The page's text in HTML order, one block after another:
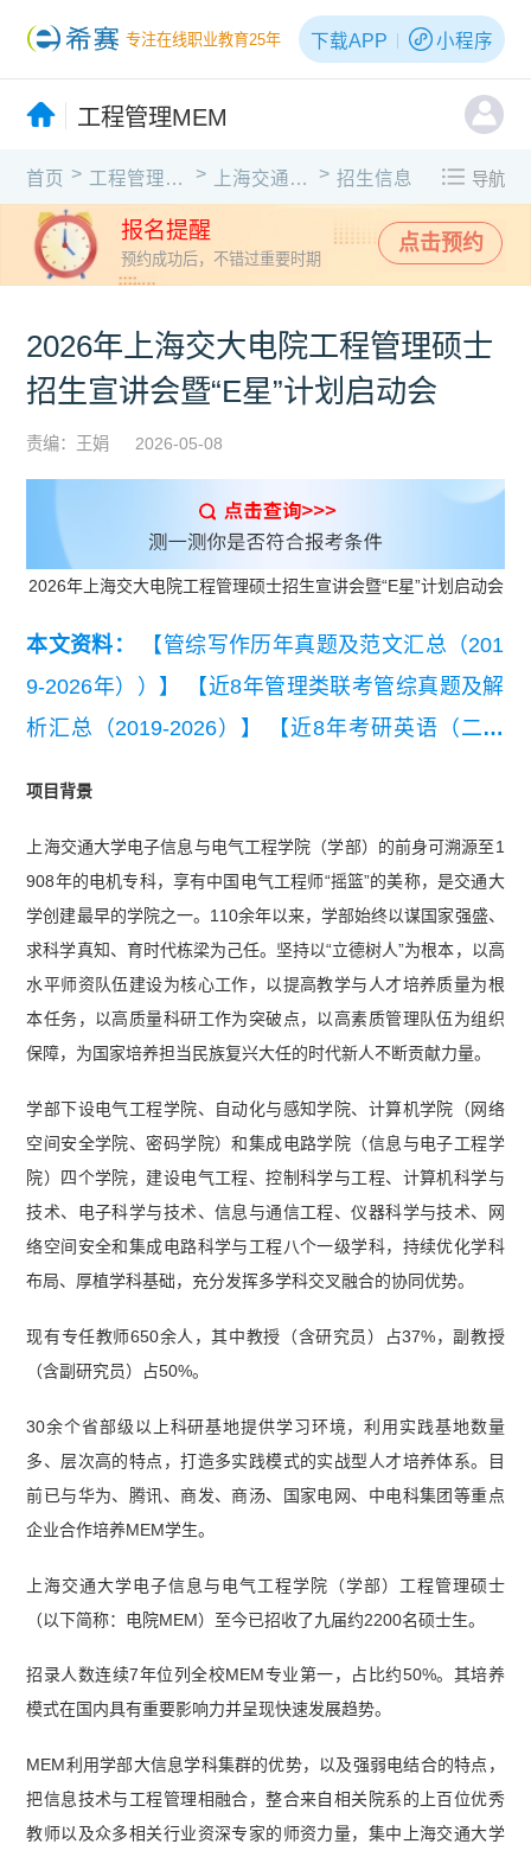
专注在线职业教育25年 下载APP 小程序
工程管理MEM
首页 > 工程管理MEM > 上海交通大学 > 招生信息 导航
报名提醒
预约成功后，不错过重要时期
点击预约
2026年上海交大电院工程管理硕士
招生宣讲会暨“E星”计划启动会
责编：王娟 2026-05-08
2026年上海交大电院工程管理硕士招生宣讲会暨“E星”计划启动会
本文资料：
【管综写作历年真题及范文汇总（201
9-2026年））】
【近8年管理类联考管综真题及解
析汇总（2019-2026）】
【近8年考研英语（二）
项目背景
上海交通大学电子信息与电气工程学院（学部）的前身可溯源至1
908年的电机专科，享有中国电气工程师“摇篮”的美称，是交通大
学创建最早的学院之一。110余年以来，学部始终以谋国家强盛、
求科学真知、育时代栋梁为己任。坚持以“立德树人”为根本，以高
水平师资队伍建设为核心工作，以提高教学与人才培养质量为根
本任务，以高质量科研工作为突破点，以高素质管理队伍为组织
保障，为国家培养担当民族复兴大任的时代新人不断贡献力量。
学部下设电气工程学院、自动化与感知学院、计算机学院（网络
空间安全学院、密码学院）和集成电路学院（信息与电子工程学
院）四个学院，建设电气工程、控制科学与工程、计算机科学与
技术、电子科学与技术、信息与通信工程、仪器科学与技术、网
络空间安全和集成电路科学与工程八个一级学科，持续优化学科
布局、厚植学科基础，充分发挥多学科交叉融合的协同优势。
现有专任教师650余人，其中教授（含研究员）占37%，副教授
（含副研究员）占50%。
30余个省部级以上科研基地提供学习环境，利用实践基地数量
多、层次高的特点，打造多实践模式的实战型人才培养体系。目
前已与华为、腾讯、商发、商汤、国家电网、中电科集团等重点
企业合作培养MEM学生。
上海交通大学电子信息与电气工程学院（学部）工程管理硕士
（以下简称：电院MEM）至今已招收了九届约2200名硕士生。
招录人数连续7年位列全校MEM专业第一，占比约50%。其培养
模式在国内具有重要影响力并呈现快速发展趋势。
MEM利用学部大信息学科集群的优势，以及强弱电结合的特点，
把信息技术与工程管理相融合，整合来自相关院系的上百位优秀
教师以及众多相关行业资深专家的师资力量，集中上海交通大学